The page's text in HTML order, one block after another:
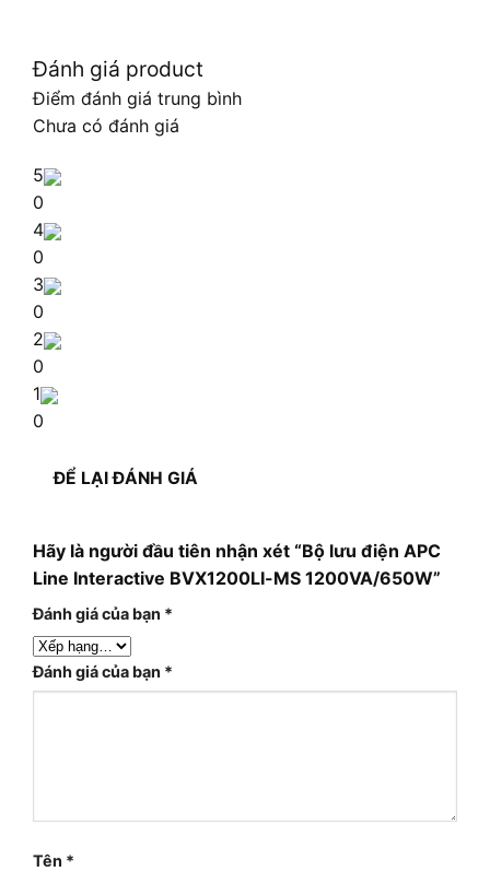
Đánh giá product
Điểm đánh giá trung bình
Chưa có đánh giá
5
0
4
0
3
0
2
0
1
0
ĐỂ LẠI ĐÁNH GIÁ
Hãy là người đầu tiên nhận xét “Bộ lưu điện APC
Line Interactive BVX1200LI-MS 1200VA/650W”
Đánh giá của bạn *
Đánh giá của bạn *
Tên *